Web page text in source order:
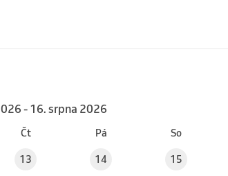
- 16. srpna 2026
Čt Pá So
13 14 15